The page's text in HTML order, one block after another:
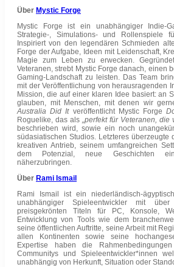
Über Mystic Forge
Mystic Forge ist ein unabhängiger Indie-
Strategie-, Simulations- und Rollenspiele
Inspiriert von den legendären Schmieden
Forge der Aufgabe, Ideen mit Leidenschaft,
Magie zum Leben zu erwecken.
Veteranen, strebt Mystic Forge danach, einen
Gaming-Landschaft zu leisten. Das Team
mit der Veröffentlichung von herausragenden
Mission, die auf einer klaren Idee basiert: an
glauben, mit Menschen, mit denen wir
Australia Did Itveröffentlicht Mystic Forge
Roguelike, das als „perfekt für Veteranen,
beschrieben wird, sowie ein noch
südasiatischen Studios. Letzteres überzeugte
kreativen Antrieb, seinem umfangreichen
dem Potenzial, neue Geschichten
näherzubringen.
Über Rami Ismail
Rami Ismail ist ein niederländisch-
unabhängiger Spieleentwickler mit
preisgekrönten Titeln für PC, Konsole,
Entwicklung von Tools wie dem
seine öffentlichen Auftritte, seine Arbeit mit
allen Kontinenten sowie seine
Expertise haben die
Communitys und Spieleentwickler*innen
unabhängig von Herkunft, Situation oder